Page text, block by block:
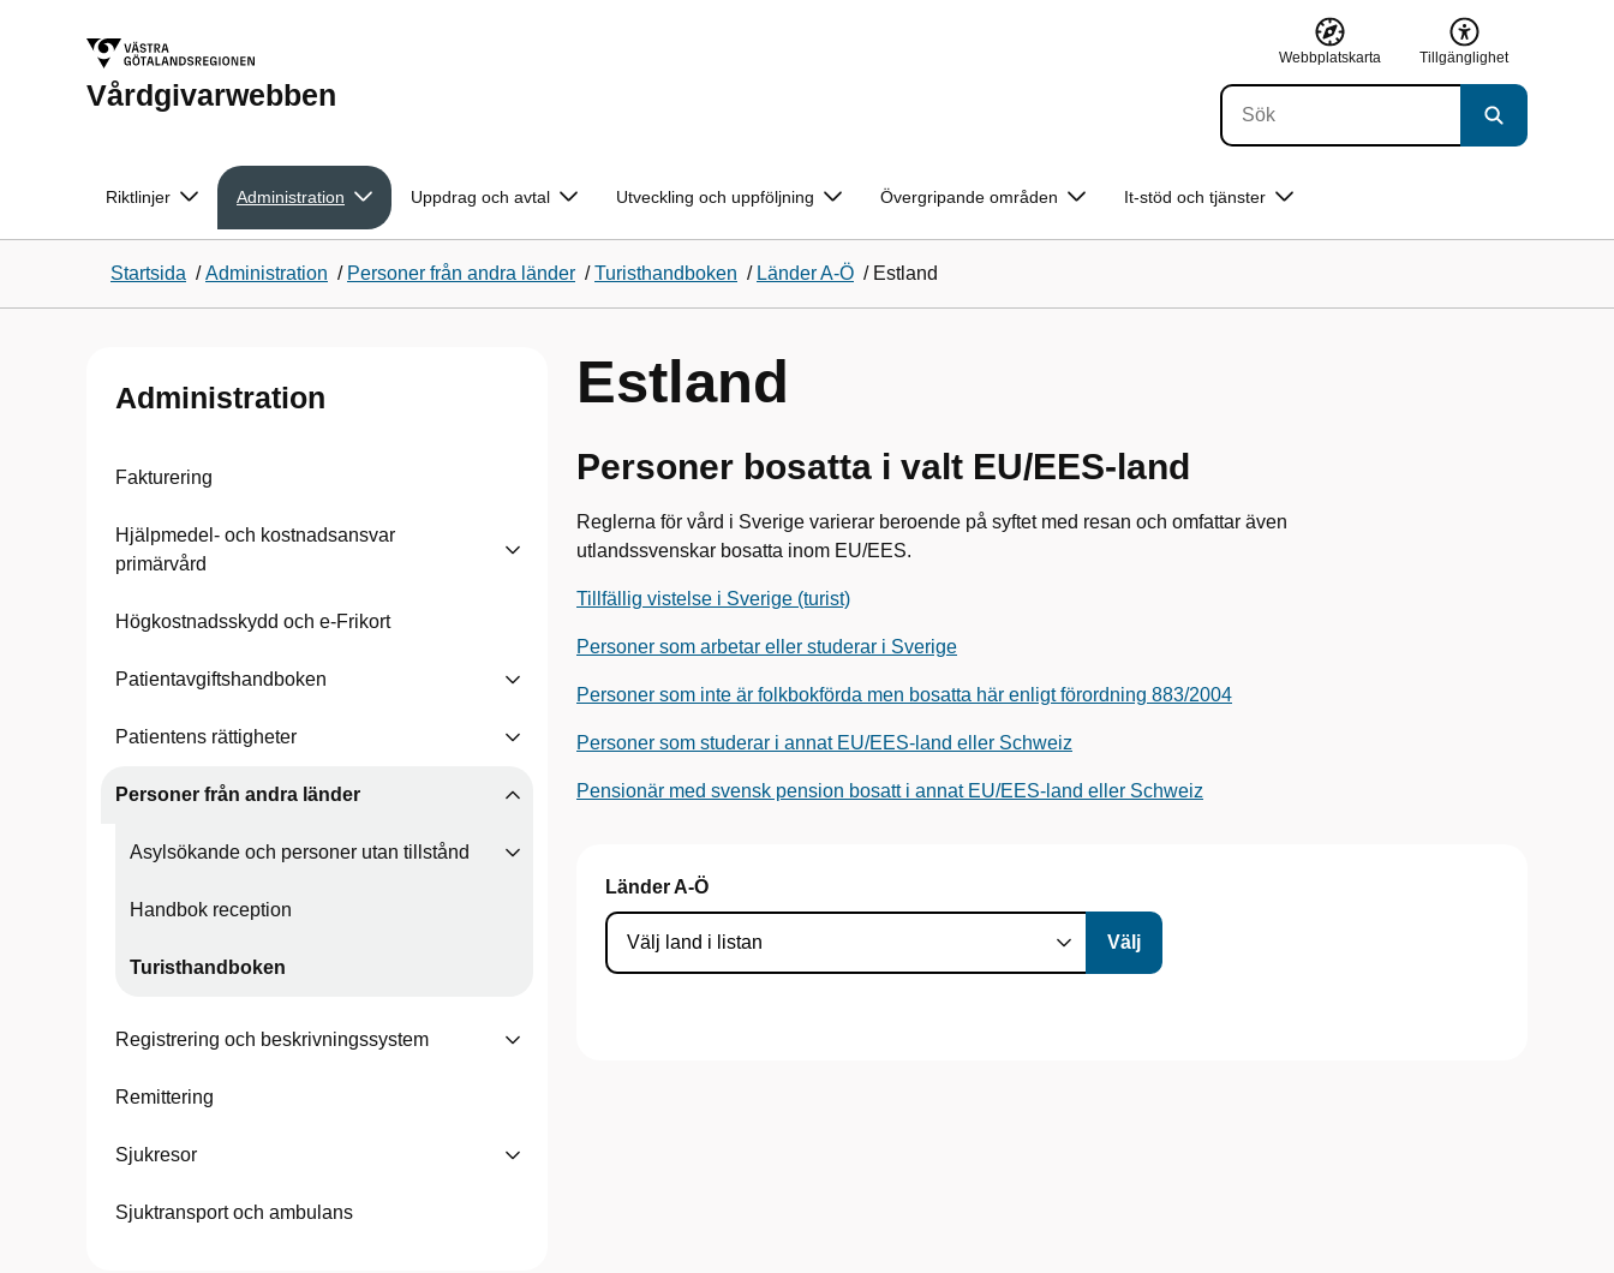
Vårdgivarwebben
Webbplatskarta Tillgänglighet
Riktlinjer Administration Uppdrag och avtal Utveckling och uppföljning Övergripande områden It-stöd och tjänster
Startsida /Administration / Personer från andra länder /Turisthandboken / Länder A-Ö / Estland
Administration
Fakturering
Hjälpmedel- och kostnadsansvar
primärvård
Högkostnadsskydd och e-Frikort
Patientavgiftshandboken
Patientens rättigheter
Personer från andra länder
Asylsökande och personer utan tillstånd
Handbok reception
Turisthandboken
Registrering och beskrivningssystem
Remittering
Sjukresor
Sjuktransport och ambulans
Estland
Personer bosatta i valt EU/EES-land
Reglerna för vård i Sverige varierar beroende på syftet med resan och omfattar även
utlandssvenskar bosatta inom EU/EES.
Tillfällig vistelse i Sverige (turist)
Personer som arbetar eller studerar i Sverige
Personer som inte är folkbokförda men bosatta här enligt förordning 883/2004
Personer som studerar i annat EU/EES-land eller Schweiz
Pensionär med svensk pension bosatt i annat EU/EES-land eller Schweiz
Länder A-Ö